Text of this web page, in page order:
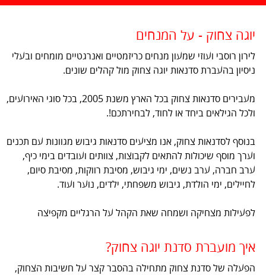
יוגה צחוק - על המנחים
לירון רוסבי ועוזי שמעון מנחים כריזמטיים ואנרגטיים מומחים ובעלי
ניסיון בהעברת סדנאות יוגה צחוק מול קהלים שונים.
מעבירים סדנאות צחוק בכל הארץ משנת 2005, בכל סוגי האירועים,
ולכל הגילאים ביחד או לחוד, לבחירתכם!.
בנוסף לסדנאות צחוק, אנו מציעים סדנאות גיבוש מגוונות עם תכנים
וערך מוסף שיכולות להתאים לקבוצות, צוותים ועובדים בימי כיף,
ערב חברה, ערב נשים, ימי גיבוש, מסיבת רווקות, מסיבת סיום,
לחיילים, ימי הולדת, גיבוש משפחתי, ילדים, נוער ועוד.
לפעילות מצחיקה ושמחה שאת הקהל על הרגליים מקפיצה
איך מועברת סדנת יוגה צחוק?
הפעלה של סדנת צחוק מתחילה בהסבר קצר על חשיבות הצחוק,